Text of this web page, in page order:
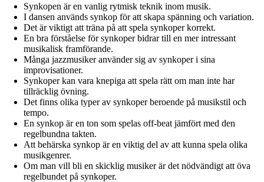
Synkopen är en vanlig rytmisk teknik inom musik.
I dansen används synkop för att skapa spänning och variation.
Det är viktigt att träna på att spela synkoper korrekt.
En bra förståelse för synkoper bidrar till en mer intressant
musikalisk framförande.
Många jazzmusiker använder sig av synkoper i sina
improvisationer.
Synkoper kan vara knepiga att spela rätt om man inte har
tillräcklig övning.
Det finns olika typer av synkoper beroende på musikstil och
tempo.
En synkop är en ton som spelas off-beat jämfört med den
regelbundna takten.
Att behärska synkop är en viktig del av att kunna spela olika
musikgenrer.
Om man vill bli en skicklig musiker är det nödvändigt att öva
regelbundet på synkoper.